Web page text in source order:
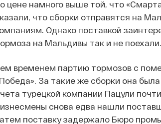
цене намного выше той, что
что сборки отправятся на
Однако поставкой
на Мальдивы так и не поехали.
временем партию тормозов с
За такие же сборки она
турецкой компании Пацули
снова едва нашли
поставку задержало Бюро